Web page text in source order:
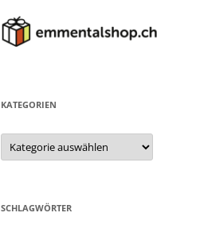
KATEGORIEN
Kategorien
SCHLAGWÖRTER